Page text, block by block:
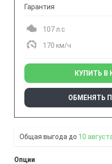
Гарантия
107 л.с
170 км/ч
КУПИТЬ В
ОБМЕНЯТЬ
10
Опции